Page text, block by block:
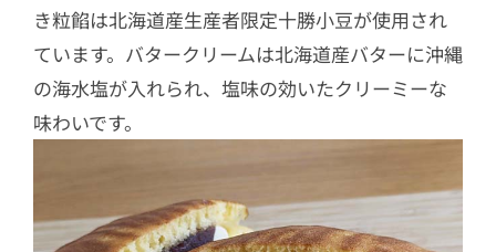
き粒餡は北海道産生産者限定十勝小豆が使用され
ています。バタークリームは北海道産バターに沖縄
の海水塩が入れられ、塩味の効いたクリーミーな
味わいです。